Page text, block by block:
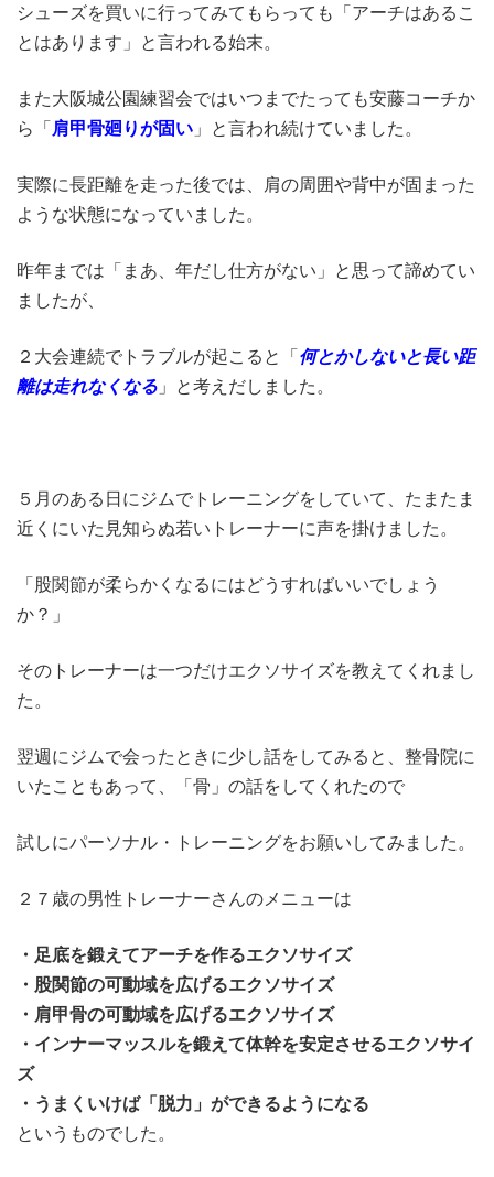
シューズを買いに行ってみてもらっても「アーチはあるこ
とはあります」と言われる始末。
また大阪城公園練習会ではいつまでたっても安藤コーチか
ら「肩甲骨廻りが固い 」と言われ続けていました。
実際に長距離を走った後では、肩の周囲や背中が固まった
ような状態になっていました。
昨年までは「まあ、年だし仕方がない」と思って諦めてい
ましたが、
２大会連続でトラブルが起こると「何とかしないと長い距
離は走れなくなる 」と考えだしました。
５月のある日にジムでトレーニングをしていて、たまたま
近くにいた見知らぬ若いトレーナーに声を掛けました。
「股関節が柔らかくなるにはどうすればいいでしょう
か？」
そのトレーナーは一つだけエクソサイズを教えてくれまし
た。
翌週にジムで会ったときに少し話をしてみると、整骨院に
いたこともあって、「骨」の話をしてくれたので
試しにパーソナル・トレーニングをお願いしてみました。
２７歳の男性トレーナーさんのメニューは
・足底を鍛えてアーチを作るエクソサイズ
・股関節の可動域を広げるエクソサイズ
・肩甲骨の可動域を広げるエクソサイズ
・インナーマッスルを鍛えて体幹を安定させるエクソサイ
ズ
・うまくいけば「脱力」ができるようになる
というものでした。